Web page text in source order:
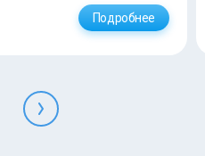
Подробнее